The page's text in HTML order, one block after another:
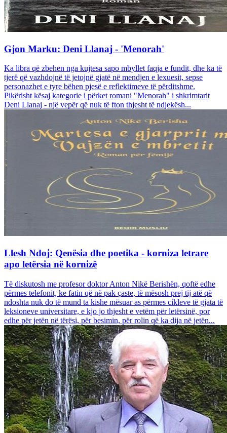
Gjon Marku: Deni Llanaj - 'Menorah'
Ka libra që zbehen nga kujtesa sapo mbyllet faqja e fundit, dhe ka të
tjerë që vazhdojnë të jetojnë gjatë në mendjen e lexuesit, sepse
personazhet e tyre bëhen pjesë e reflektimeve të përditshme.
Pikërisht kësaj kategorie i përket romani "Menorah" i shkrimtarit
Deni Llanaj - një vepër që nuk të fton thjesht të ndjekësh...
Llesh Ndoj: Qenësia dhe poetika - korniza letrare
apo letërsia në kornizë
Të diskutosh me profesor doktor Anton Nikë Berishën, qoftë edhe
përmes telefonit, ke fatin që në pak çaste, të mësosh prej tij atë që
ndoshta nuk do të mund ta kishe mësuar as përmes cikleve të gjata të
leksioneve universitare, e kjo jo thjesht e vetëm për letërsinë, por
edhe për jetën në tërësi, për besimin, për rolin që ka dija në jetën...